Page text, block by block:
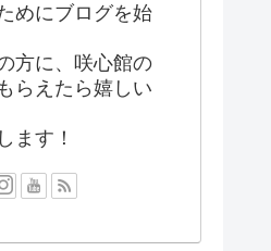
めにブログを始
方に、咲心館の
らえたら嬉しい
ます！